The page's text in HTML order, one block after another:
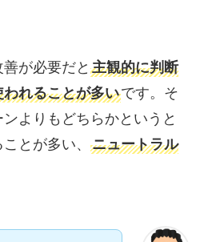
が必要だと 主観的に判断
れることが多いです。そ
よりもどちらかというと
とが多い、 ニュートラル